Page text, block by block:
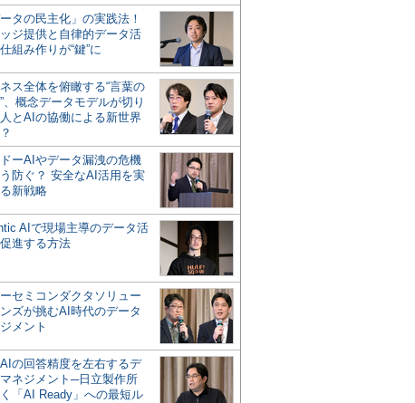
ータの民主化」の実践法！
ジ提供と自律的データ活
組み作りが“鍵”に
ス全体を俯瞰する“言葉の
、概念データモデルが切り
とAIの協働による新世界
ーAIやデータ漏洩の危機
防ぐ？ 安全なAI活用を実
新戦略
AIで現場主導のデータ活
進する方法
セミコンダクタソリュー
ズが挑むAI時代のデータ
メント
の回答精度を左右するデ
ネジメント─日立製作所
「AI Ready」への最短ル